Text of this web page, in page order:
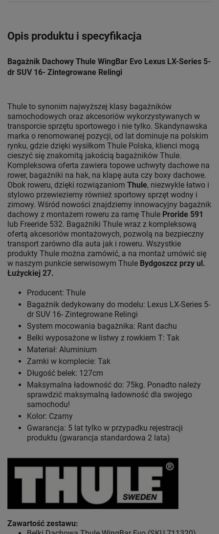
Opis produktu i specyfikacja
Bagażnik Dachowy Thule WingBar Evo Lexus LX-Series 5-
dr SUV 16- Zintegrowane Relingi
Thule to synonim najwyższej klasy bagażników
samochodowych oraz akcesoriów wykorzystywanych w
transporcie sprzętu sportowego i nie tylko. Skandynawska
marka o renomowanej pozycji, od lat dominuje na polskim
rynku, gdzie dzięki wysiłkom Thule Polska, klienci mogą
cieszyć się znakomitą jakością bagażników Thule.
Kompleksowa oferta zawiera topowe uchwyty dachowe na
rower, bagażniki na hak, na klapę auta czy boxy dachowe.
Obok roweru, dzięki rozwiązaniom Thule, niezwykle łatwo i
stylowo przewieziemy również sportowy sprzęt wodny i
zimowy. Wśród nowości znajdziemy innowacyjny bagażnik
dachowy z montażem roweru za ramę Thule Proride 591
lub Freeride 532. Bagażniki Thule wraz z kompleksową
ofertą akcesoriów montażowych, pozwolą na bezpieczny
transport zarówno dla auta jak i roweru. Wszystkie
produkty Thule można zamówić, a na montaż umówić się
w naszym punkcie serwisowym Thule Bydgoszcz przy ul.
Łużyckiej 27.
Producent: Thule
Bagażnik dedykowany do modelu: Lexus LX-Series 5-
dr SUV 16- Zintegrowane Relingi
System mocowania bagażnika: Rant dachu
Belki wyposażone w listwy z rowkiem T: Tak
Materiał: Aluminium
Zamki w komplecie: Tak
Długość belek: 127cm
Maksymalna ładowność do: 75kg. Ponadto należy
sprawdzić maksymalną ładowność dla swojego
samochodu!
Kolor: Czarny
Gwarancja: 5 lat tylko w przypadku rejestracji
produktu (gwarancja standardowa 2 lata)
Zawartość zestawu: